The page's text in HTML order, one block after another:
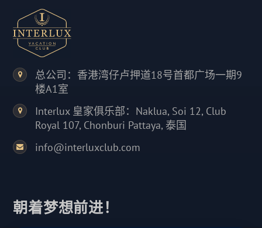
总公司：香港湾仔卢押道18号首都广场一期9
楼A1室
Interlux 皇家俱乐部：Naklua, Soi 12, Club
Royal 107, Chonburi Pattaya, 泰国
info@interluxclub.com
朝着梦想前进！